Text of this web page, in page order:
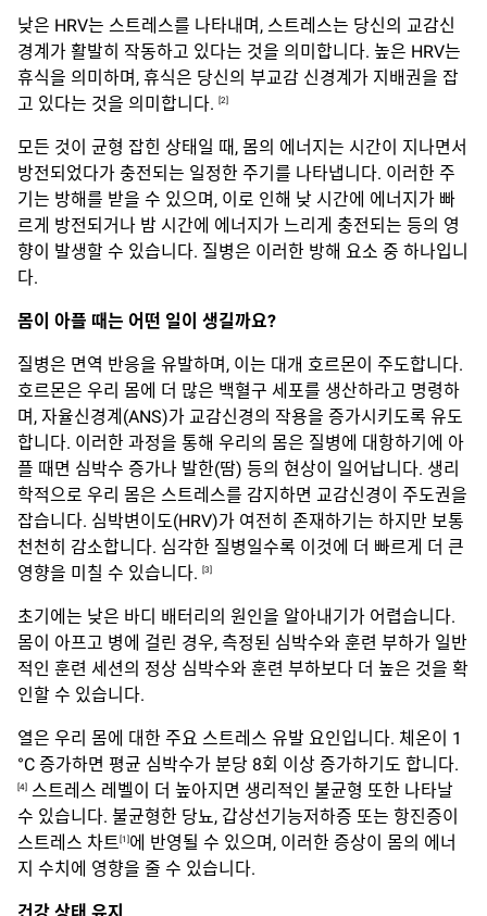
낮은 HRV는 스트레스를 나타내며, 스트레스는 당신의 교감신
경계가 활발히 작동하고 있다는 것을 의미합니다. 높은 HRV는
휴식을 의미하며, 휴식은 당신의 부교감 신경계가 지배권을 잡
고 있다는 것을 의미합니다. [2]
모든 것이 균형 잡힌 상태일 때, 몸의 에너지는 시간이 지나면서
방전되었다가 충전되는 일정한 주기를 나타냅니다. 이러한 주
기는 방해를 받을 수 있으며, 이로 인해 낮 시간에 에너지가 빠
르게 방전되거나 밤 시간에 에너지가 느리게 충전되는 등의 영
향이 발생할 수 있습니다. 질병은 이러한 방해 요소 중 하나입니
다.
몸이 아플 때는 어떤 일이 생길까요?
질병은 면역 반응을 유발하며, 이는 대개 호르몬이 주도합니다.
호르몬은 우리 몸에 더 많은 백혈구 세포를 생산하라고 명령하
며, 자율신경계(ANS)가 교감신경의 작용을 증가시키도록 유도
합니다. 이러한 과정을 통해 우리의 몸은 질병에 대항하기에 아
플 때면 심박수 증가나 발한(땀) 등의 현상이 일어납니다. 생리
학적으로 우리 몸은 스트레스를 감지하면 교감신경이 주도권을
잡습니다. 심박변이도(HRV)가 여전히 존재하기는 하지만 보통
천천히 감소합니다. 심각한 질병일수록 이것에 더 빠르게 더 큰
영향을 미칠 수 있습니다. [3]
초기에는 낮은 바디 배터리의 원인을 알아내기가 어렵습니다.
몸이 아프고 병에 걸린 경우, 측정된 심박수와 훈련 부하가 일반
적인 훈련 세션의 정상 심박수와 훈련 부하보다 더 높은 것을 확
인할 수 있습니다.
열은 우리 몸에 대한 주요 스트레스 유발 요인입니다. 체온이 1
°C 증가하면 평균 심박수가 분당 8회 이상 증가하기도 합니다.
[4] 스트레스 레벨이 더 높아지면 생리적인 불균형 또한 나타날
수 있습니다. 불균형한 당뇨, 갑상선기능저하증 또는 항진증이
스트레스 차트[1]에 반영될 수 있으며, 이러한 증상이 몸의 에너
지 수치에 영향을 줄 수 있습니다.